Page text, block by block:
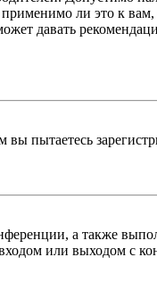
ли это к
давать
пытаетесь
а также
или выходом с